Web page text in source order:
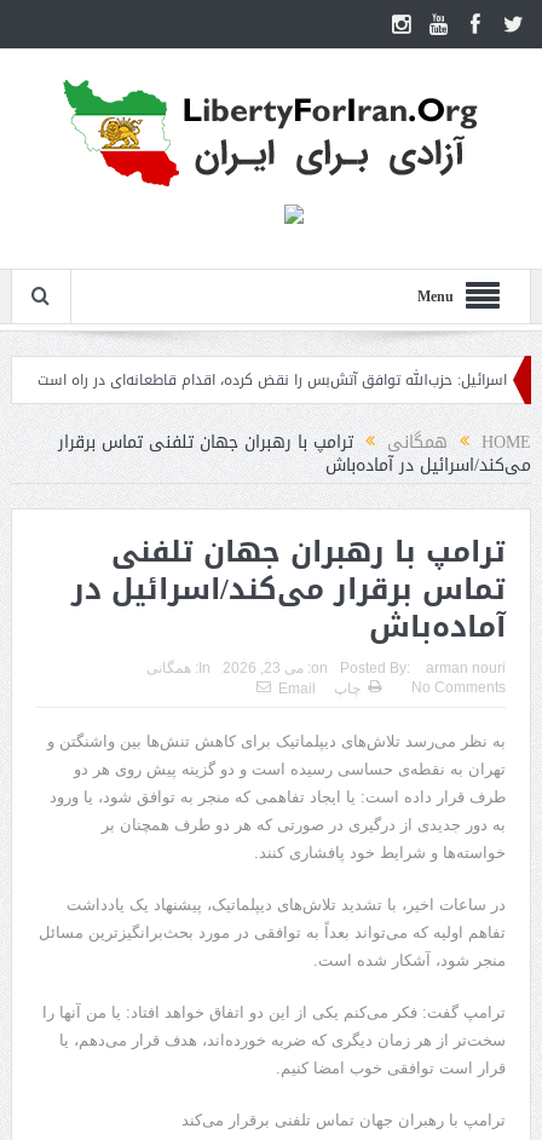
Menu
حزب‌الله توافق آتش‌بس را نقض کرده، اقدام قاطعانه‌ای در راه است حمله
HOME همگانی ترامپ با رهبران جهان تلفنی تماس برقرار
می‌کند/اسرائیل در آماده‌باش
ترامپ با رهبران جهان تلفنی
تماس برقرار می‌کند/اسرائیل در
آماده‌باش
Posted By: arman nouri
on: می 23, 2026 In: همگانی
No Comments
چاپ Email
به نظر می‌رسد تلاش‌های دیپلماتیک برای کاهش تنش‌ها بین واشنگتن و
تهران به نقطه‌ی حساسی رسیده است و دو گزینه پیش روی هر دو
طرف قرار داده است: یا ایجاد تفاهمی که منجر به توافق شود، یا ورود
به دور جدیدی از درگیری در صورتی که هر دو طرف همچنان بر
خواسته‌ها و شرایط خود پافشاری کنند.
در ساعات اخیر، با تشدید تلاش‌های دیپلماتیک، پیشنهاد یک یادداشت
تفاهم اولیه که می‌تواند بعداً به توافقی در مورد بحث‌برانگیزترین مسائل
منجر شود، آشکار شده است.
ترامپ گفت: فکر می‌کنم یکی از این دو اتفاق خواهد افتاد: یا من آنها را
سخت‌تر از هر زمان دیگری که ضربه خورده‌اند، هدف قرار می‌دهم، یا
قرار است توافقی خوب امضا کنیم.
ترامپ با رهبران جهان تماس تلفنی برقرار می‌کند